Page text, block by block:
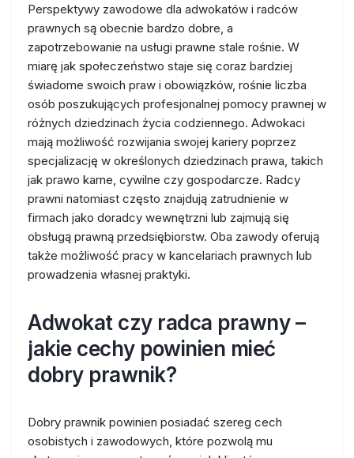
Perspektywy zawodowe dla adwokatów i radców
prawnych są obecnie bardzo dobre, a
zapotrzebowanie na usługi prawne stale rośnie. W
miarę jak społeczeństwo staje się coraz bardziej
świadome swoich praw i obowiązków, rośnie liczba
osób poszukujących profesjonalnej pomocy prawnej w
różnych dziedzinach życia codziennego. Adwokaci
mają możliwość rozwijania swojej kariery poprzez
specjalizację w określonych dziedzinach prawa, takich
jak prawo karne, cywilne czy gospodarcze. Radcy
prawni natomiast często znajdują zatrudnienie w
firmach jako doradcy wewnętrzni lub zajmują się
obsługą prawną przedsiębiorstw. Oba zawody oferują
także możliwość pracy w kancelariach prawnych lub
prowadzenia własnej praktyki.
Adwokat czy radca prawny –
jakie cechy powinien mieć
dobry prawnik?
Dobry prawnik powinien posiadać szereg cech
osobistych i zawodowych, które pozwolą mu